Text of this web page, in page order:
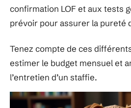
confirmation LOF et aux tests
prévoir pour assurer la pureté
Tenez compte de ces
estimer le budget mensuel et
l’entretien d’un staffie.